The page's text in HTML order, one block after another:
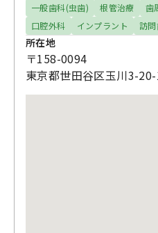
一般歯科(虫歯) 根管治療 歯
口腔外科
インプラント 訪
所在地
〒158-0094
東京都世田谷区玉川3-